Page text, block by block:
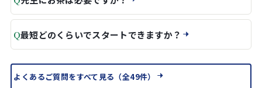
Q最短どのくらいでスタートできますか？
よくあるご質問をすべて見る（全49件）